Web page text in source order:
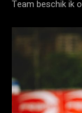
Team beschik ik